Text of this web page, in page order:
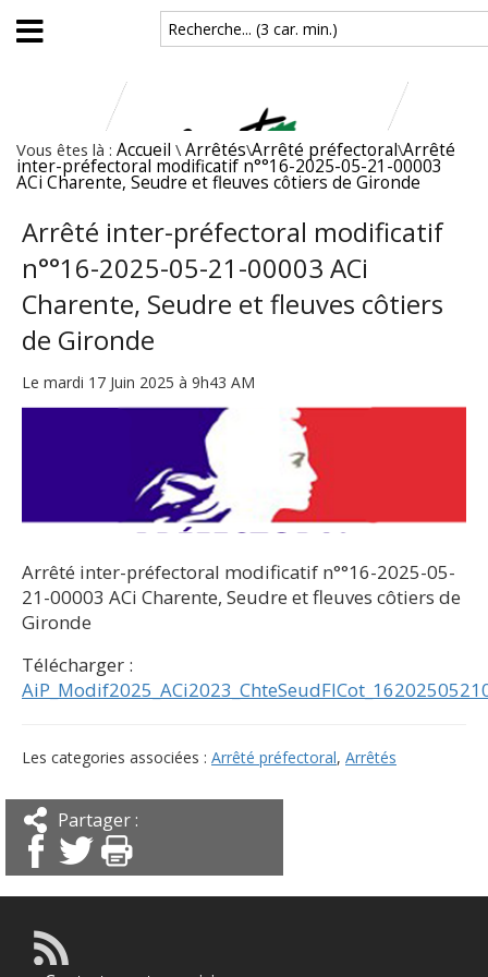
Aller au contenu principal
Recherche... (3 car. min.)
Vous êtes là : Accueil \ Arrêtés\Arrêté préfectoral\Arrêté
inter-préfectoral modificatif n°°16-2025-05-21-00003
ACi Charente, Seudre et fleuves côtiers de Gironde
Arrêté inter-préfectoral modificatif
n°°16-2025-05-21-00003 ACi
Charente, Seudre et fleuves côtiers
de Gironde
Le mardi 17 Juin 2025 à 9h43 AM
Arrêté inter-préfectoral modificatif n°°16-2025-05-
21-00003 ACi Charente, Seudre et fleuves côtiers de
Gironde
Télécharger :
Les categories associées : Arrêté préfectoral, Arrêtés
Partager :